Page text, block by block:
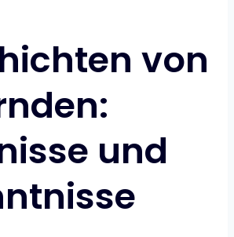
von
und